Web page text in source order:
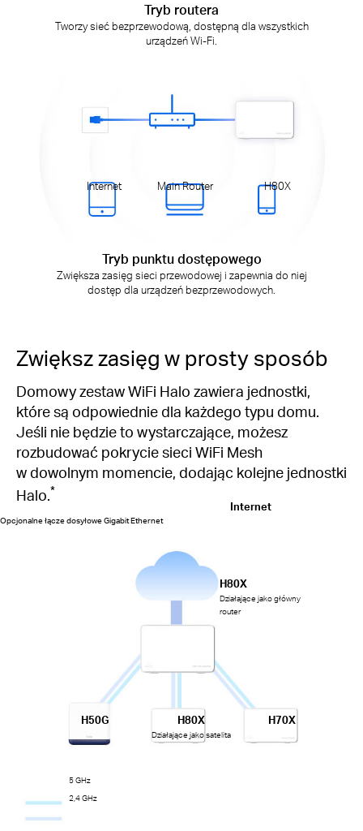
Tryb routera
Tworzy sieć bezprzewodową, dostępną dla wszystkich
urządzeń Wi-Fi.
Internet Main Router H80X
Tryb punktu dostępowego
Zwiększa zasięg sieci przewodowej i zapewnia do niej
dostęp dla urządzeń bezprzewodowych.
Zwiększ zasięg w prosty sposób
Domowy zestaw WiFi Halo zawiera jednostki,
które są odpowiednie dla każdego typu domu.
Jeśli nie będzie to wystarczające, możesz
rozbudować pokrycie sieci WiFi Mesh
w dowolnym momencie, dodając kolejne jednostki
Halo.*
Internet
H80X
Działające jako główny
router
H80X
Działające jako satelita
H70X
H50G
5 GHz
2,4 GHz
Opcjonalne łącze dosyłowe Gigabit Ethernet